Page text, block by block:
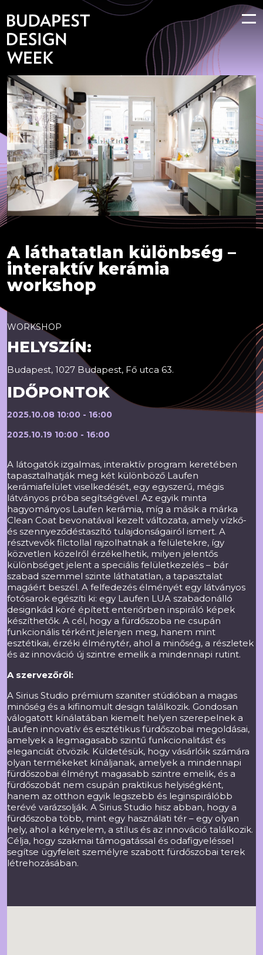
A láthatatlan különbség –
interaktív kerámia
workshop
WORKSHOP
HELYSZÍN:
Budapest, 1027 Budapest, Fő utca 63.
IDŐPONTOK
2025.10.08 10:00 - 16:00
2025.10.19 10:00 - 16:00
A látogatók izgalmas, interaktív program keretében
tapasztalhatják meg két különböző Laufen
kerámiafelület viselkedését, egy egyszerű, mégis
látványos próba segítségével. Az egyik minta
hagyományos Laufen kerámia, míg a másik a márka
Clean Coat bevonatával kezelt változata, amely vízkő-
és szennyeződéstaszító tulajdonságairól ismert. A
résztvevők filctollal rajzolhatnak a felületekre, így
közvetlen közelről érzékelhetik, milyen jelentős
különbséget jelent a speciális felületkezelés – bár
szabad szemmel szinte láthatatlan, a tapasztalat
magáért beszél. A felfedezés élményét egy látványos
fotósarok egészíti ki: egy Laufen LUA szabadonálló
designkád köré épített enteriőrben inspiráló képek
készíthetők. A cél, hogy a fürdőszoba ne csupán
funkcionális térként jelenjen meg, hanem mint
esztétikai, érzéki élménytér, ahol a minőség, a részletek
és az innováció új szintre emelik a mindennapi rutint.
A szervezőről:
A Sirius Studio prémium szaniter stúdióban a magas
minőség és a kifinomult design találkozik. Gondosan
válogatott kínálatában kiemelt helyen szerepelnek a
Laufen innovatív és esztétikus fürdőszobai megoldásai,
amelyek a legmagasabb szintű funkcionalitást és
eleganciát ötvözik. Küldetésük, hogy vásárlóik számára
olyan termékeket kínáljanak, amelyek a mindennapi
fürdőszobai élményt magasabb szintre emelik, és a
fürdőszobát nem csupán praktikus helyiségként,
hanem az otthon egyik legszebb és leginspirálóbb
terévé varázsolják. A Sirius Studio hisz abban, hogy a
fürdőszoba több, mint egy használati tér – egy olyan
hely, ahol a kényelem, a stílus és az innováció találkozik.
Célja, hogy szakmai támogatással és odafigyeléssel
segítse ügyfeleit személyre szabott fürdőszobai terek
létrehozásában.